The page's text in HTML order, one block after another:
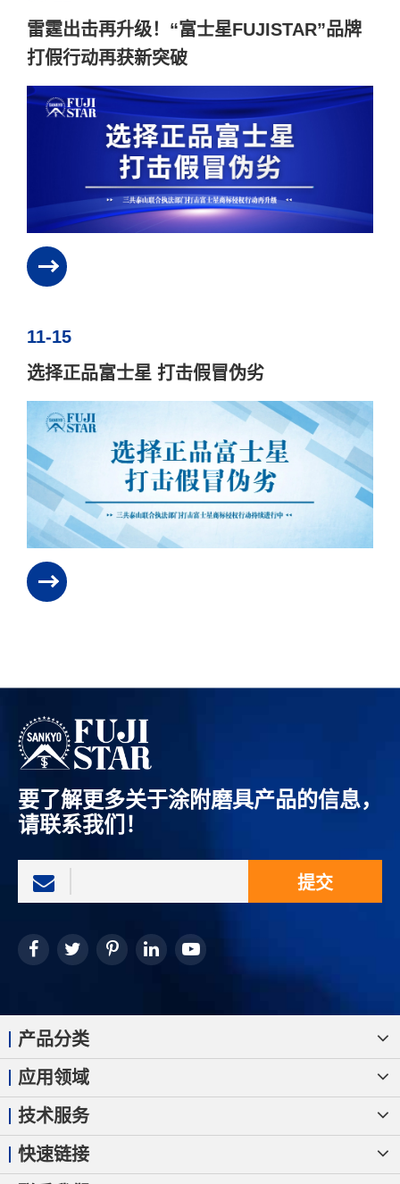
雷霆出击再升级！“富士星FUJISTAR”品牌
打假行动再获新突破
11-15
选择正品富士星 打击假冒伪劣
要了解更多关于涂附磨具产品的信息，
请联系我们！
提交
产品分类
应用领域
技术服务
快速链接